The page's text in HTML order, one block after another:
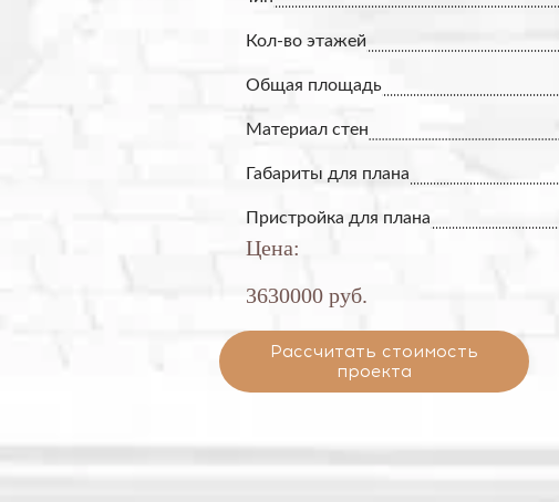
Кол-во этажей
Общая площадь
Материал стен
Габариты для плана
Пристройка для плана
Цена:
3630000 руб.
Рассчитать стоимость
проекта